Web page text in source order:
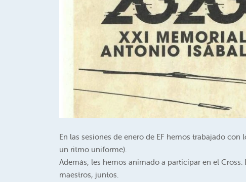
En las sesiones de enero de EF hemos trabajado
un ritmo uniforme).
Además, les hemos animado a participar en el
maestros, juntos.